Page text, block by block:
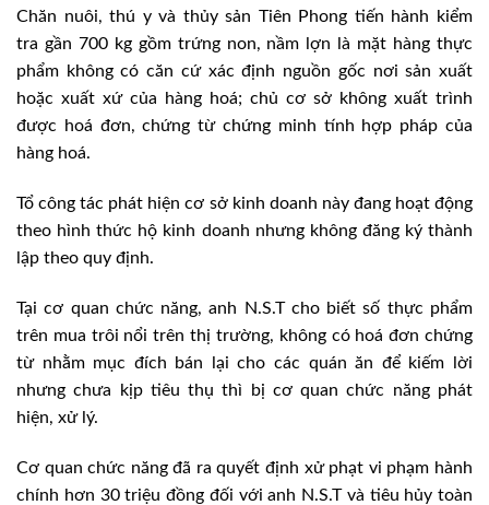
Chăn nuôi, thú y và thủy sản Tiên Phong tiến hành kiểm
tra gần 700 kg gồm trứng non, nầm lợn là mặt hàng thực
phẩm không có căn cứ xác định nguồn gốc nơi sản xuất
hoặc xuất xứ của hàng hoá; chủ cơ sở không xuất trình
được hoá đơn, chứng từ chứng minh tính hợp pháp của
hàng hoá.
Tổ công tác phát hiện cơ sở kinh doanh này đang hoạt động
theo hình thức hộ kinh doanh nhưng không đăng ký thành
lập theo quy định.
Tại cơ quan chức năng, anh N.S.T cho biết số thực phẩm
trên mua trôi nổi trên thị trường, không có hoá đơn chứng
từ nhằm mục đích bán lại cho các quán ăn để kiếm lời
nhưng chưa kịp tiêu thụ thì bị cơ quan chức năng phát
hiện, xử lý.
Cơ quan chức năng đã ra quyết định xử phạt vi phạm hành
chính hơn 30 triệu đồng đối với anh N.S.T và tiêu hủy toàn